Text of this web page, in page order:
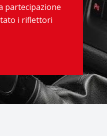
partecipazione
i riflettori